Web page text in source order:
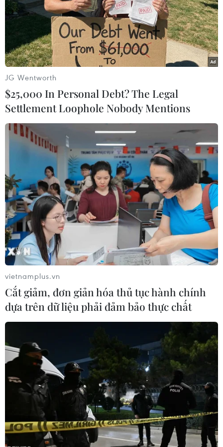
Moskva bác bỏ thông tin nhiều binh sỹ
Nga thiệt mạng tại Syria
03/11/2016 23:38
Bộ quốc phòng Nga đã lên tiếng bác bỏ thông tin nói
rằng nhiều binh sỹ Nga đã bị thiệt mạng khi trực thăng
của Lực lượng Không quân-Vũ trụ nước này bị bắn ở
Syria.
Lực lượng phiến quân Nhà nước Hồi giáo
JG Wentworth
$25,000 In Personal Debt? The Legal
Settlement Loophole Nobody Mentions
vietnamplus.vn
Cắt giảm, đơn giản hóa thủ tục hành chính
dựa trên dữ liệu phải đảm bảo thực chất